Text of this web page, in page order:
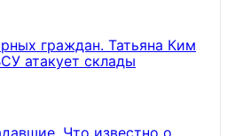
граждан. Татьяна Ким
атакует склады